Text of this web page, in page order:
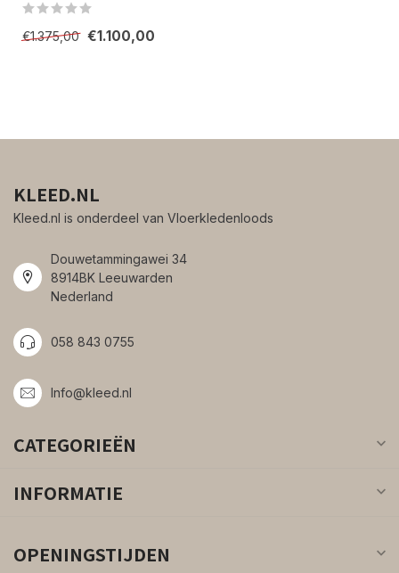
€1.375,00 €1.100,00
KLEED.NL
Kleed.nl is onderdeel van Vloerkledenloods
Douwetammingawei 34
8914BK Leeuwarden
Nederland
058 843 0755
Info@kleed.nl
CATEGORIEËN
INFORMATIE
OPENINGSTIJDEN